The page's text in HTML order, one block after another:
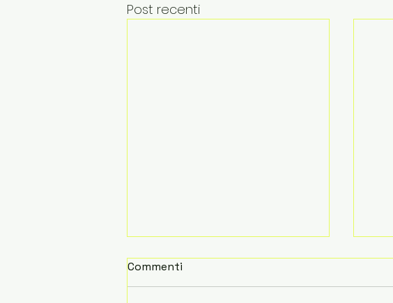
Post recenti
Commenti